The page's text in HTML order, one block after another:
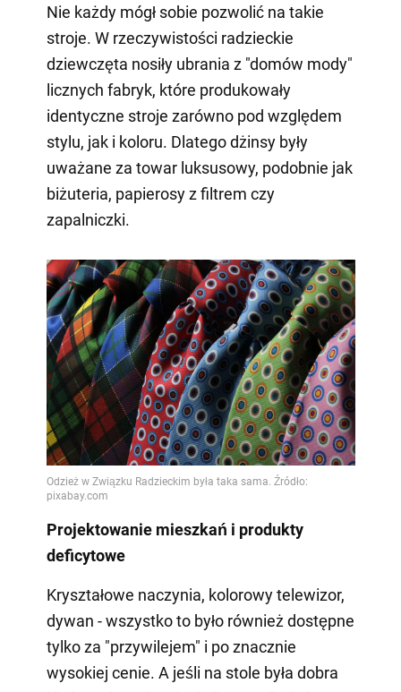
Nie każdy mógł sobie pozwolić na takie
stroje. W rzeczywistości radzieckie
dziewczęta nosiły ubrania z "domów mody"
licznych fabryk, które produkowały
identyczne stroje zarówno pod względem
stylu, jak i koloru. Dlatego dżinsy były
uważane za towar luksusowy, podobnie jak
biżuteria, papierosy z filtrem czy
zapalniczki.
Projektowanie mieszkań i produkty
deficytowe
Kryształowe naczynia, kolorowy telewizor,
dywan - wszystko to było również dostępne
tylko za "przywilejem" i po znacznie
wysokiej cenie. A jeśli na stole była dobra